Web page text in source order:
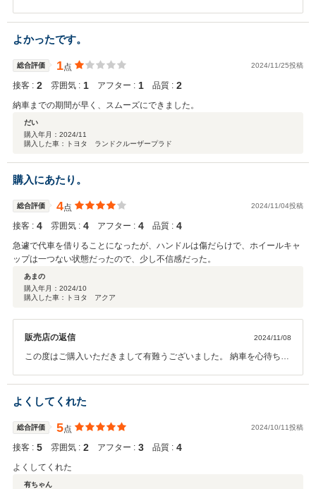
た何かお困りの際はぜひお気軽にお立ち寄りください。 今後とも、ど
うぞよろしくお願い致します。
よかったです。
総合評価 1点 2024/11/25投稿
接客 : 2 雰囲気 : 1 アフター : 1 品質 : 2
納車までの期間が早く、スムーズにできました。
だい
購入年月： 2024/11
購入した車：トヨタ ランドクルーザープラド
購入にあたり。
総合評価 4点 2024/11/04投稿
接客 : 4 雰囲気 : 4 アフター : 4 品質 : 4
急遽で代車を借りることになったが、ハンドルは傷だらけで、ホイールキャ
ップは一つない状態だったので、少し不信感だった。
あまの
購入年月： 2024/10
購入した車：トヨタ アクア
販売店の返信 2024/11/08
この度はご購入いただきまして有難うございました。 納車を心待ちに
ざいませんでした。 代車についても定期的に確認を行い、細部まで徹
底されていなかった事を真摯に受け止めまして、 今後改善させて頂き
ます。貴重なご意見を有難うございました。また今後とも宜しくお願
い致します。
よくしてくれた
総合評価 5点 2024/10/11投稿
接客 : 5 雰囲気 : 2 アフター : 3 品質 : 4
よくしてくれた
有ちゃん